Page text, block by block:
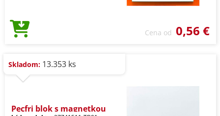
Cena od 0,56 €
Skladom: 13.353 ks
Pecfri blok s magnetkou